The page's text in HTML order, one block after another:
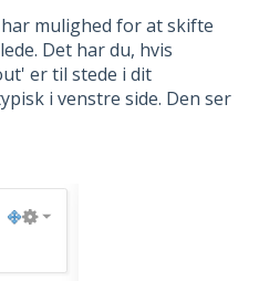
mulighed for at skifte
Det har du, hvis
er til stede i dit
i venstre side. Den ser